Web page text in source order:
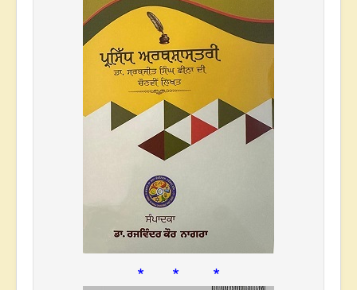
* * *